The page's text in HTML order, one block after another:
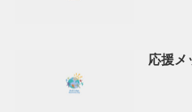
応援メ